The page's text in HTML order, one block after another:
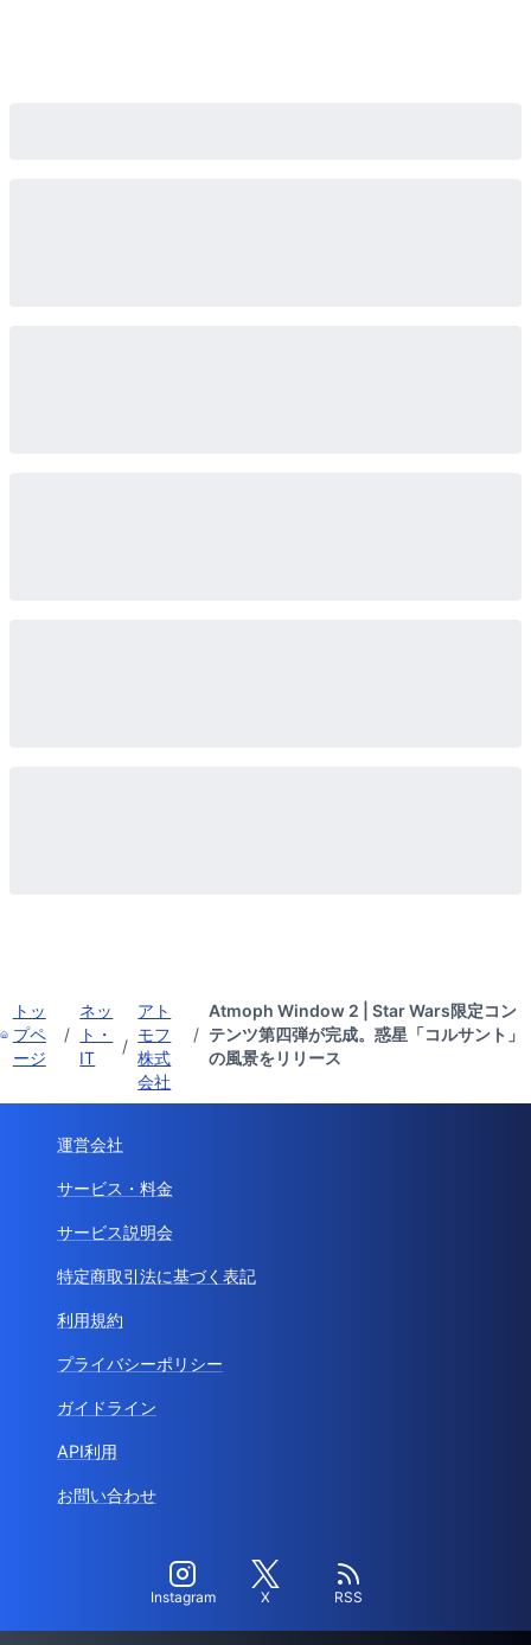
トッ
プペ
ージ
/
ネッ
ト・
IT
/
アト
モフ
株式
会社
/
Atmoph Window 2 | Star Wars限定コン
テンツ第四弾が完成。惑星「コルサント」
の風景をリリース
運営会社
サービス・料金
サービス説明会
特定商取引法に基づく表記
利用規約
プライバシーポリシー
ガイドライン
API利用
お問い合わせ
Instagram X RSS